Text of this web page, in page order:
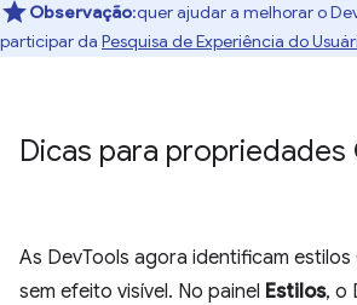
Observação:quer ajudar a melhorar o
participar da Pesquisa de Experiência do
Dicas para propriedades
As DevTools agora identificam estilos
sem efeito visível. No painel Estilos, o